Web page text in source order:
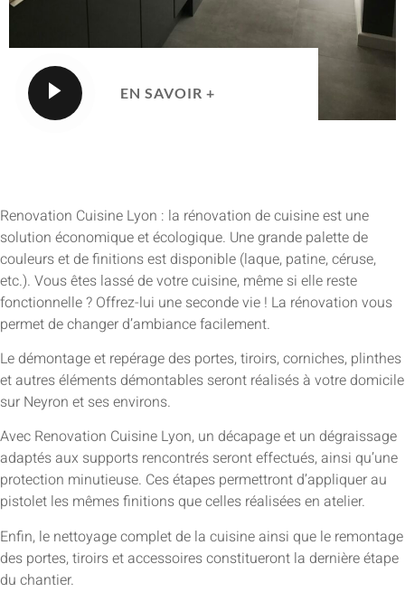
EN SAVOIR +
Renovation Cuisine Lyon : la rénovation de cuisine est une
solution économique et écologique. Une grande palette de
couleurs et de finitions est disponible (laque, patine, céruse,
etc.). Vous êtes lassé de votre cuisine, même si elle reste
fonctionnelle ? Offrez-lui une seconde vie ! La rénovation vous
permet de changer d’ambiance facilement.
Le démontage et repérage des portes, tiroirs, corniches, plinthes
et autres éléments démontables seront réalisés à votre domicile
sur Neyron et ses environs.
Avec Renovation Cuisine Lyon, un décapage et un dégraissage
adaptés aux supports rencontrés seront effectués, ainsi qu’une
protection minutieuse. Ces étapes permettront d’appliquer au
pistolet les mêmes finitions que celles réalisées en atelier.
Enfin, le nettoyage complet de la cuisine ainsi que le remontage
des portes, tiroirs et accessoires constitueront la dernière étape
du chantier.